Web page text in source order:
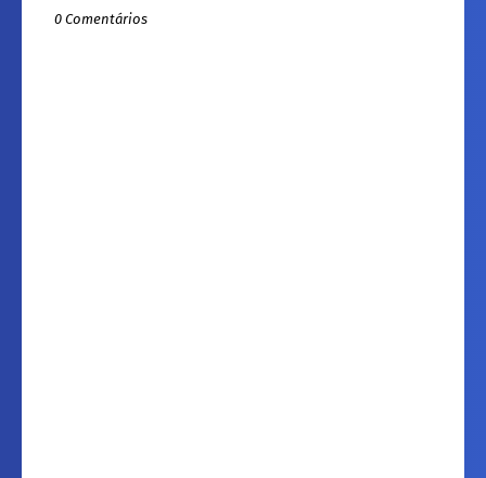
0 Comentários